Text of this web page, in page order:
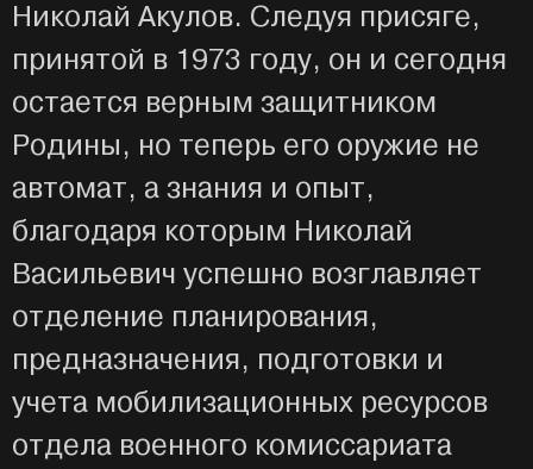
Николай Акулов. Следуя присяге,
принятой в 1973 году, он и сегодня
остается верным защитником
Родины, но теперь его оружие не
автомат, а знания и опыт,
благодаря которым Николай
Васильевич успешно возглавляет
отделение планирования,
предназначения, подготовки и
учета мобилизационных ресурсов
отдела военного комиссариата